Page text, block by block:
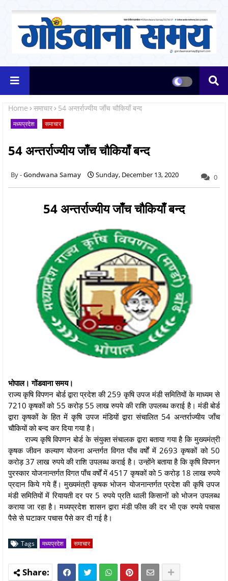
Home समाचार 54 अन्तर्राज्यीय जाँच चौकियाँ बन्द
मध्यप्रदेश समाचार
54 अन्तर्राज्यीय जाँच चौकियाँ बन्द
Gondwana Samay Sunday, December 13, 2020 0
54 अन्तर्राज्यीय जाँच चौकियाँ बन्द
भोपाल। गोंडवाना समय।
राज्य कृषि विपणन बोर्ड द्वारा प्रदेश की 259 कृषि उपज मंडी समितियों के माध्यम से
7210 कृषकों को 55 करोड़ 55 लाख रुपये की राशि उपलब्‍ध कराई है। मंडी बोर्ड
द्वारा कृषकों के हित में कृषि उपज मंडियों द्वारा संचालित 54 अन्तर्राज्यीय जाँच
चौकियों को बन्द कर दिया गया है।
राज्य कृषि विपणन बोर्ड के संयुक्त संचालक द्वारा बताया गया है कि मुख्यमंत्री
कृषक जीवन कल्याण योजना अन्तर्गत विगत पाँच वर्षों में 2693 कृषकों को 50
करोड़ 37 लाख रुपये की राशि उपलब्ध कराई है। उन्होंने बताया है कि कृषि विपणन
पुरस्कार योजनान्तर्गत विगत पाँच वर्षों में 4517 कृषकों को 5 करोड़ 18 लाख रुपये
प्रदान किये गये हैं। मुख्यमंत्री कृषक भोजन योजनान्तर्गत प्रदेश की कृषि उपज
मंडी समितियों में रियायती दर पर 5 रुपये प्रति थाली किसानों को भोजन उपलब्ध
कराया जा रहा है। मध्यप्रदेश शासन द्वारा मंडी फीस की दर भी एक रुपये पचास
पैसे से घटाकर पचास पैसे कर दी गई है।
Tags मध्यप्रदेश समाचार